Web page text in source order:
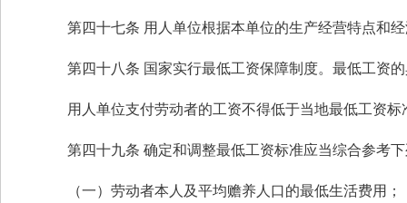
第四十七条 用人单位根据本单位的生产经营特点和
第四十八条 国家实行最低工资保障制度。最低工资
用人单位支付劳动者的工资不得低于当地最低工资标
第四十九条 确定和调整最低工资标准应当综合参考
（一）劳动者本人及平均赡养人口的最低生活费用；